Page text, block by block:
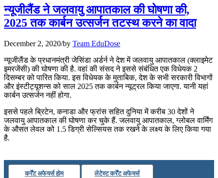
📝 डेली करेंट अफेयर्स: 25-27 जुलाई 2026
📝 डेली करेंट अफेयर्स: 22-24 जुलाई 2026
July 22, 2026
📝 डेली करेंट अफेयर्स: 19-21 जुलाई 2026
July 19, 2026
📝 डेली करेंट अफेयर्स: 16-18 जुलाई 2026
न्यूजीलैंड ने जलवायु आपातकाल की घोषणा की,
2025 तक कार्बन उत्सर्जन तटस्थ करने का वादा
December 2, 2020/by Team EduDose
न्यूजीलैंड के प्रधानमंत्री जेसिंडा अर्डर्न ने देश में जलवायु आपातकाल (क्लाइमेट
इमरजेंसी) की घोषणा की है. वहां की संसद ने इससे संबंधित एक विधेयक 2
दिसम्बर को पारित किया. इस विधेयक के मुताबिक, देश के सभी सरकारी विभागों
और इंस्टीट्यूशन्स को साल 2025 तक कार्बन न्यूट्रल किया जाएगा. यानी यहां
कार्बन उत्सर्जन नहीं होगा.
इससे पहले ब्रिटेन, कनाडा और फ्रांस सहित दुनिया में करीब 30 देशों ने
जलवायु आपातकाल की घोषणा कर चुके हैं. जलवायु आपातकाल, ग्लोबल वार्मिंग
के औसत लेवल को 1.5 डिग्री सेल्सियस तक रखने के लक्ष्य के लिए किया गया
है.
कर्रेंट अफेयर्स होम लेटेस्ट कर्रेंट अफेयर्स